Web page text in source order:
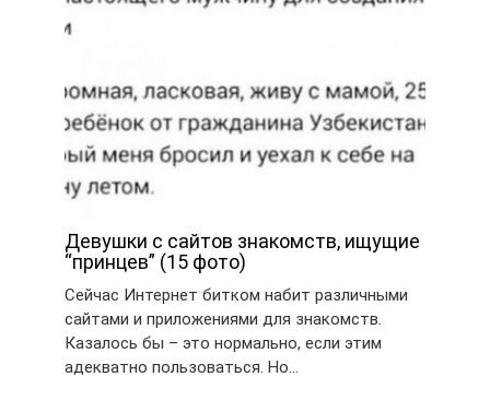
Девушки с сайтов знакомств, ищущие
“принцев” (15 фото)
Сейчас Интернет битком набит различными
сайтами и приложениями для знакомств.
Казалось бы – это нормально, если этим
адекватно пользоваться. Но…